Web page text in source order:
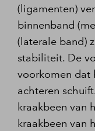
(ligamenten)
binnenband
(laterale band)
stabiliteit. De
voorkomen dat
achteren
kraakbeen van
kraakbeen van